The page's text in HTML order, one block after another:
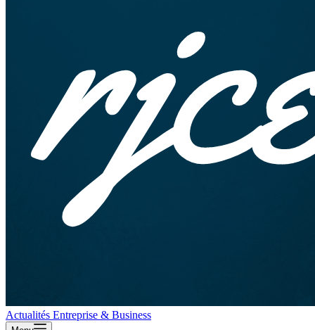
Actualités Entreprise & Business